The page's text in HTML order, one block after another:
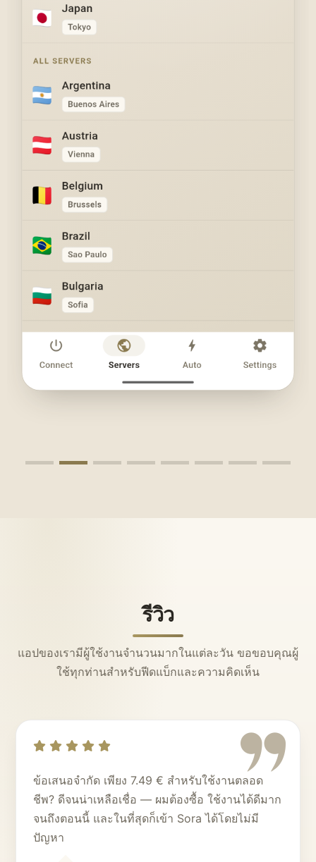
รีวิว
แอปของเรามีผู้ใช้งานจำนวนมากในแต่ละวัน ขอขอบคุณผู้
ใช้ทุกท่านสำหรับฟีดแบ็กและความคิดเห็น
ข้อเสนอจำกัด เพียง 7.49 € สำหรับใช้งานตลอด
ชีพ? ดีจนน่าเหลือเชื่อ — ผมต้องซื้อ ใช้งานได้ดีมาก
จนถึงตอนนี้ และในที่สุดก็เข้า Sora ได้โดยไม่มี
ปัญหา